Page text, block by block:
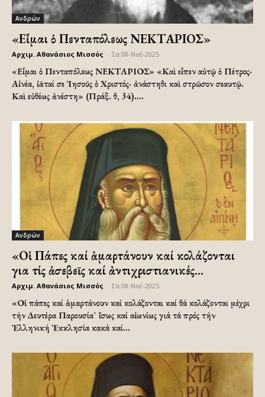
Ανδρών
«Εἶμαι ὁ Πενταπόλεως ΝΕΚΤΑΡΙΟΣ»
Αρχιμ. Αθανάσιος Μισσός Σα 08-Νοέ-2025
«Εἶμαι ὁ Πενταπόλεως ΝΕΚΤΑΡΙΟΣ» «Καὶ εἶπεν αὐτῷ ὁ Πέτρος·
Αἰνέα, ἰᾶταί σε Ἰησοῦς ὁ Χριστός· ἀνάστηθι καὶ στρῶσον σεαυτῷ.
Καὶ εὐθέως ἀνέστη» (Πράξ. θ, 34)....
Ανδρών
«Οἱ Πάπες καί ἁμαρτάνουν καί κολάζονται
για τίς ἀσεβεῖς καί ἀντιχριστιανικές...
Αρχιμ. Αθανάσιος Μισσός Σα 08-Νοέ-2025
«Οἱ πάπες καί ἁμαρτάνουν καί κολάζονται καί θά κολάζονται μέχρι
τήν Δευτέρα Παρουσία˙ ἴσως καί αἰωνίως γιά τά πρός τήν
Ἑλληνική Ἐκκλησία κακά καί...